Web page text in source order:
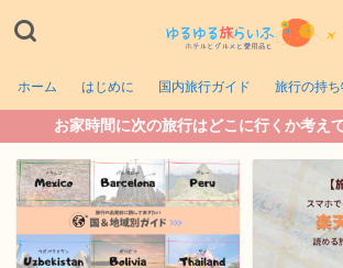
ホーム はじめに 国内旅行ガイド 旅行の持ち
お家時間に次の旅行はどこに行くか考え